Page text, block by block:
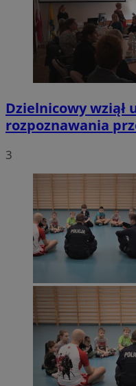
Dzielnicowy wziął
rozpoznawania
3